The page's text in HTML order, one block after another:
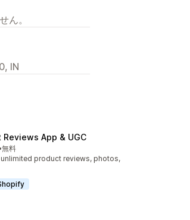
ん。
IN
Reviews App & UGC
：2989件
無料
product reviews, photos,